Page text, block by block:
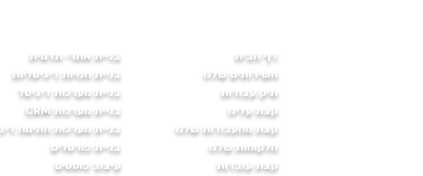
בניית אתרי תדמית
בניית חנויות דיגיטליות
בניית מערכות דיגיטל
בניית מערכות CRM
בניית מערכות חתימה
בניית פורטלים
עיצוב פוסטים
דף הבית
השירותים שלנו
תיק עבודות
קצת עלינו
קצת מהעבודות שלנו
הלקוחות שלנו
קצת עובדות